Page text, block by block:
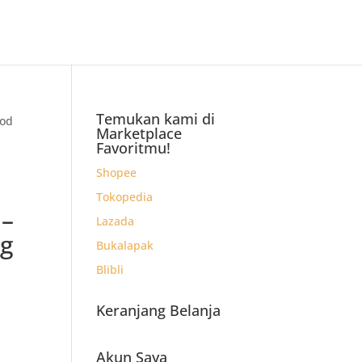
Temukan kami di
Marketplace
Favoritmu!
Shopee
Tokopedia
Lazada
Bukalapak
Blibli
Keranjang Belanja
Akun Saya